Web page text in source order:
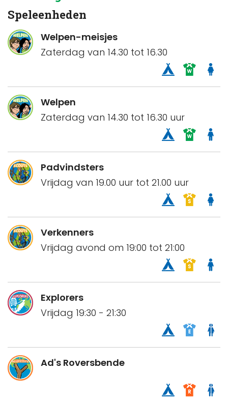
Speleenheden
Welpen-meisjes
Zaterdag van 14.30 tot 16.30
Welpen
Zaterdag van 14.30 tot 16.30 uur
Padvindsters
Vrijdag van 19.00 uur tot 21.00 uur
Verkenners
Vrijdag avond om 19:00 tot 21:00
Explorers
Vrijdag 19:30 - 21:30
Ad's Roversbende